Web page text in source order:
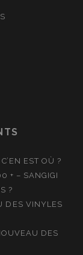
EST OÙ ?
+ – SANGIGI
?
DES VINYLES
DES